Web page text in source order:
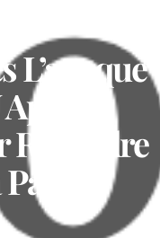
L’attaque
Résoudre